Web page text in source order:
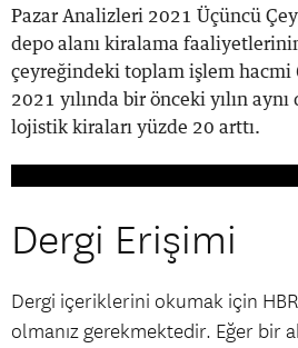
Pazar Analizleri 2021 Üçüncü
depo alanı kiralama
çeyreğindeki toplam işlem hacmi
2021 yılında bir önceki yılın aynı
lojistik kiraları yüzde 20 arttı.
Dergi Erişimi
Dergi içeriklerini okumak için
olmanız gerekmektedir. Eğer bir